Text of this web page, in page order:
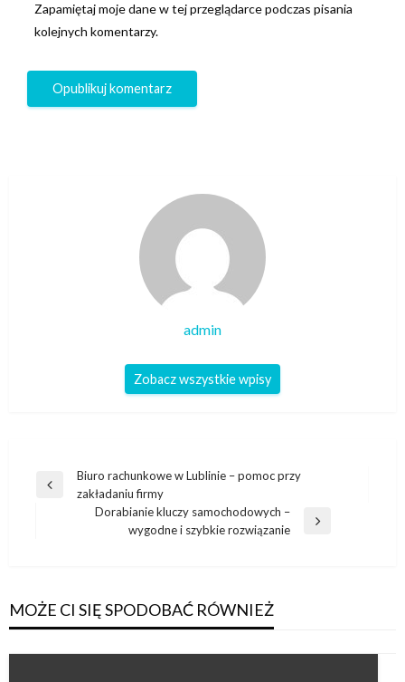
Zapamiętaj moje dane w tej przeglądarce podczas pisania
kolejnych komentarzy.
admin
Zobacz wszystkie wpisy
Nawigacja
wpisu
Poprzedni
Biuro rachunkowe w Lublinie – pomoc przy
zakładaniu firmy
Dorabianie kluczy samochodowych –
wygodne i szybkie rozwiązanie
MOŻE CI SIĘ SPODOBAĆ RÓWNIEŻ